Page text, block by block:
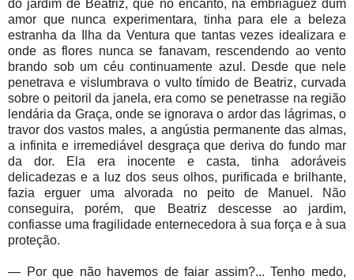
do jardim de Beatriz, que no encanto, na embriaguez dum
amor que nunca experimentara, tinha para ele a beleza
estranha da Ilha da Ventura que tantas vezes idealizara e
onde as flores nunca se fanavam, rescendendo ao vento
brando sob um céu continuamente azul. Desde que nele
penetrava e vislumbrava o vulto tímido de Beatriz, curvada
sobre o peitoril da janela, era como se penetrasse na região
lendária da Graça, onde se ignorava o ardor das lágrimas, o
travor dos vastos males, a angústia permanente das almas,
a infinita e irremediável desgraça que deriva do fundo mar
da dor. Ela era inocente e casta, tinha adoráveis
delicadezas e a luz dos seus olhos, purificada e brilhante,
fazia erguer uma alvorada no peito de Manuel. Não
conseguira, porém, que Beatriz descesse ao jardim,
confiasse uma fragilidade enternecedora à sua força e à sua
proteção.
— Por que não havemos de faiar assim?... Tenho medo,